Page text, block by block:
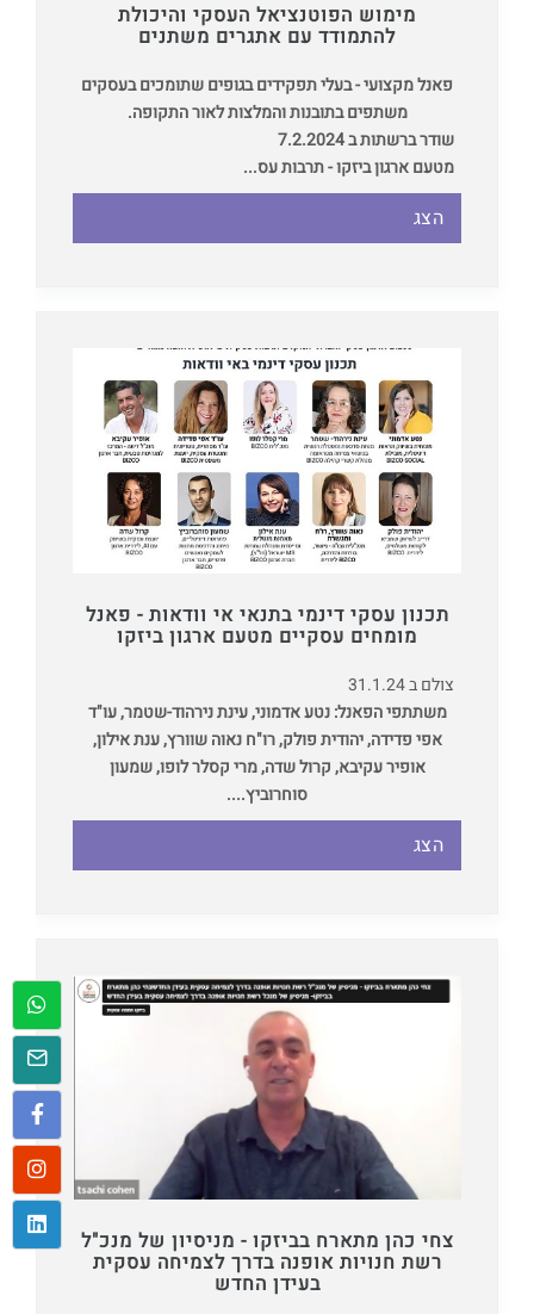
מימוש הפוטנציאל העסקי והיכולת
להתמודד עם אתגרים משתנים
פאנל מקצועי - בעלי תפקידים בגופים שתומכים בעסקים
משתפים בתובנות והמלצות לאור התקופה.
שודר ברשתות ב 7.2.2024
מטעם ארגון ביזקו - תרבות עס...
הצג
תכנון עסקי דינמי בתנאי אי וודאות - פאנל
מומחים עסקיים מטעם ארגון ביזקו
צולם ב 31.1.24
משתתפי הפאנל: נטע אדמוני, עינת נירהוד-שטמר, עו"ד
אפי פדידה, יהודית פולק, רו"ח נאוה שוורץ, ענת אילון,
אופיר עקיבא, קרול שדה, מרי קסלר לופו, שמעון
סוחרוביץ....
הצג
צחי כהן מתארח בביזקו - מניסיון של מנכ"ל
רשת חנויות אופנה בדרך לצמיחה עסקית
בעידן החדש